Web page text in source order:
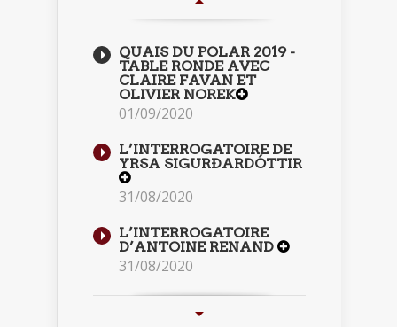
QUAIS DU POLAR 2019 -
TABLE RONDE AVEC
CLAIRE FAVAN ET
OLIVIER NOREK
01/09/2020
L’INTERROGATOIRE DE
YRSA SIGURÐARDÓTTIR
31/08/2020
L’INTERROGATOIRE
D’ANTOINE RENAND
31/08/2020